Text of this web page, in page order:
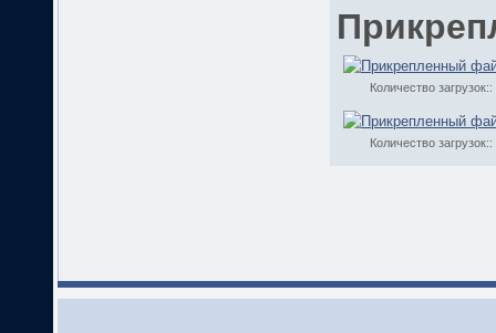
Количество загрузок::
Количество загрузок::